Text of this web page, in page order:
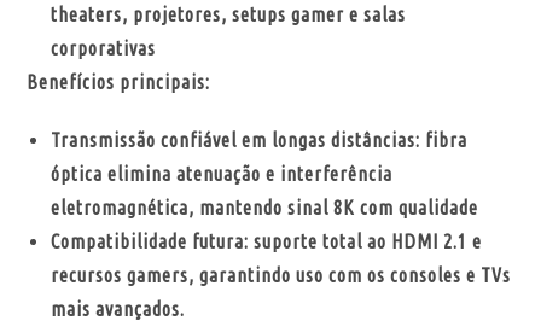
theaters, projetores, setups gamer e salas
corporativas
Benefícios principais:
Transmissão confiável em longas distâncias: fibra
óptica elimina atenuação e interferência
eletromagnética, mantendo sinal 8K com qualidade
Compatibilidade futura: suporte total ao HDMI 2.1 e
recursos gamers, garantindo uso com os consoles e TVs
mais avançados.